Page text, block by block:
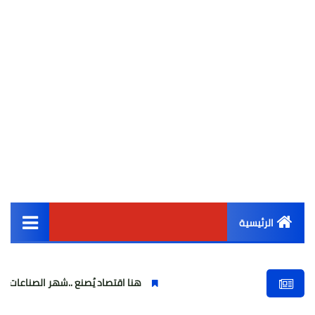
الرئيسية
أخبار مصر
هنا اقتصاد يُصنع ..شهر الصناعات